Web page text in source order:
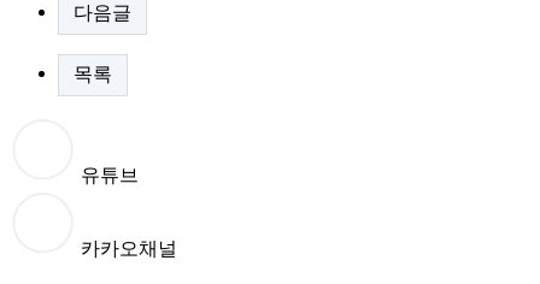
다음글
목록
유튜브
카카오채널